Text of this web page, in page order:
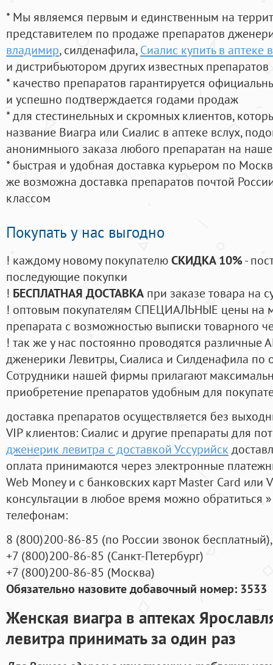
* Мы являемся первым и единственным на
представителем по продаже препаратов
владимир, силденафила, Сиалис купить в аптеке
и дистрибьютором других известных препаратов
* качество препаратов гарантируется
и успешно подтверждается годами продаж
* для стестинельных и скромных клиентов,
название Виагра или Сиалис в аптеке вслух,
анонимныого заказа любого препаратан на
* быстрая и удобная доставка курьером по
же возможна доставка препаратов почтой
классом
Покупать у нас выгодно
! каждому новому покупателюСКИДКА 10%-
последующие покупки
! БЕСПЛАТНАЯ ДОСТАВКА при заказе товара на
! оптовым покупателям СПЕЦИАЛЬНЫЕ цены на
препарата с возможностью выписки товарного
! так же у нас постоянно проводятся
дженерики Левитры, Сиалиса и Силденафила по
Cотрудники нашей фирмы прилагают
приобретение препаратов удобным для
доставка препаратов осуществляется без
VIP клиентов: Сиалис и другие препараты для
дженерик левитра с доставкой Уссурийск
оплата принимаются через электронные
Web Money и с банковских карт Master Card или
консультации в любое время можно обратиться
телефонам:
8 (800)200-86-85 (по России звонок бесплатный),
+7 (800)200-86-85 (Санкт-Петербург)
+7 (800)200-86-85 (Москва)
Обязательно назовите добавочный номер: 3533
Женская виагра в аптеках
левитра принимать за один раз